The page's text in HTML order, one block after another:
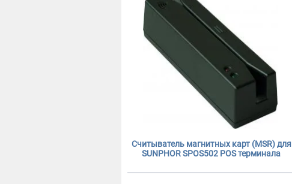
Считыватель магнитных карт (MSR) для
SUNPHOR SPOS502 POS терминала